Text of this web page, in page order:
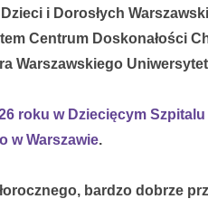
i Dorosłych
Centrum Doskonałości
Warszawskiego
roku w Dziecięcym
w Warszawie.
bardzo dobrze